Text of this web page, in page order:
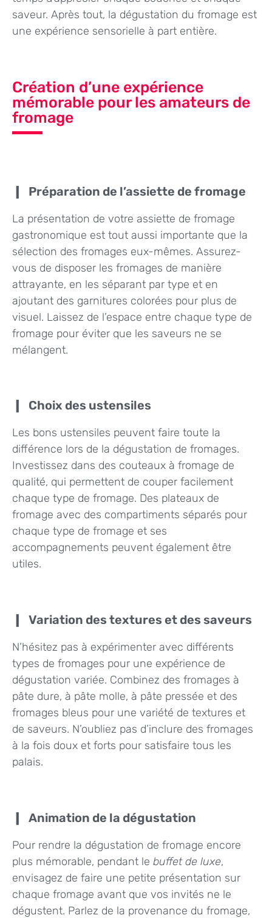
saveur. Après tout, la dégustation du fromage est
une expérience sensorielle à part entière.
Création d’une expérience
mémorable pour les amateurs de
fromage
Préparation de l’assiette de fromage
La présentation de votre assiette de fromage
gastronomique est tout aussi importante que la
sélection des fromages eux-mêmes. Assurez-
vous de disposer les fromages de manière
attrayante, en les séparant par type et en
ajoutant des garnitures colorées pour plus de
visuel. Laissez de l’espace entre chaque type de
fromage pour éviter que les saveurs ne se
mélangent.
Choix des ustensiles
Les bons ustensiles peuvent faire toute la
différence lors de la dégustation de fromages.
Investissez dans des couteaux à fromage de
qualité, qui permettent de couper facilement
chaque type de fromage. Des plateaux de
fromage avec des compartiments séparés pour
chaque type de fromage et ses
accompagnements peuvent également être
utiles.
Variation des textures et des saveurs
N’hésitez pas à expérimenter avec différents
types de fromages pour une expérience de
dégustation variée. Combinez des fromages à
pâte dure, à pâte molle, à pâte pressée et des
fromages bleus pour une variété de textures et
de saveurs. N’oubliez pas d’inclure des fromages
à la fois doux et forts pour satisfaire tous les
palais.
Animation de la dégustation
Pour rendre la dégustation de fromage encore
plus mémorable, pendant le buffet de luxe,
envisagez de faire une petite présentation sur
chaque fromage avant que vos invités ne le
dégustent. Parlez de la provenance du fromage,